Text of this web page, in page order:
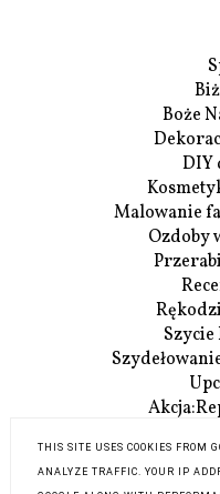
Boże
DIY
Malowanie
Ozdoby
THIS SITE USES COOKIES FROM
ANALYZE TRAFFIC. YOUR IP